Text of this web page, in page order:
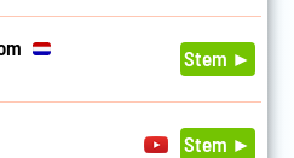
Stem ►
Stem ►